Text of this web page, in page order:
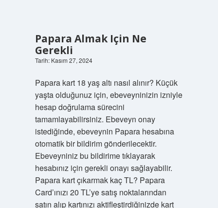
Papara Almak Için Ne
Gerekli
Tarih: Kasım 27, 2024
Papara kart 18 yaş altı nasıl alınır? Küçük
yaşta olduğunuz için, ebeveyninizin izniyle
hesap doğrulama sürecini
tamamlayabilirsiniz. Ebeveyn onay
istediğinde, ebeveynin Papara hesabına
otomatik bir bildirim gönderilecektir.
Ebeveyniniz bu bildirime tıklayarak
hesabınız için gerekli onayı sağlayabilir.
Papara kart çıkarmak kaç TL? Papara
Card’ınızı 20 TL’ye satış noktalarından
satın alıp kartınızı aktifleştirdiğinizde kart